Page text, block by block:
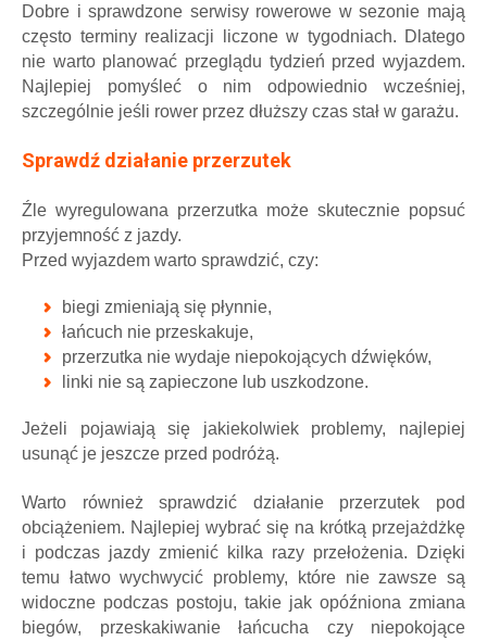
Dobre i sprawdzone serwisy rowerowe w sezonie mają
często terminy realizacji liczone w tygodniach. Dlatego
nie warto planować przeglądu tydzień przed wyjazdem.
Najlepiej pomyśleć o nim odpowiednio wcześniej,
szczególnie jeśli rower przez dłuższy czas stał w garażu.
Sprawdź działanie przerzutek
Źle wyregulowana przerzutka może skutecznie popsuć
przyjemność z jazdy.
Przed wyjazdem warto sprawdzić, czy:
biegi zmieniają się płynnie,
łańcuch nie przeskakuje,
przerzutka nie wydaje niepokojących dźwięków,
linki nie są zapieczone lub uszkodzone.
Jeżeli pojawiają się jakiekolwiek problemy, najlepiej
usunąć je jeszcze przed podróżą.
Warto również sprawdzić działanie przerzutek pod
obciążeniem. Najlepiej wybrać się na krótką przejażdżkę
i podczas jazdy zmienić kilka razy przełożenia. Dzięki
temu łatwo wychwycić problemy, które nie zawsze są
widoczne podczas postoju, takie jak opóźniona zmiana
biegów, przeskakiwanie łańcucha czy niepokojące